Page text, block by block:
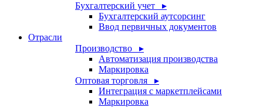
Бухгалтерский учет ▸
Бухгалтерский аутсорсинг
Ввод первичных документов
Отрасли
Производство ▸
Автоматизация производства
Маркировка
Оптовая торговля ▸
Интеграция с маркетплейсами
Маркировка